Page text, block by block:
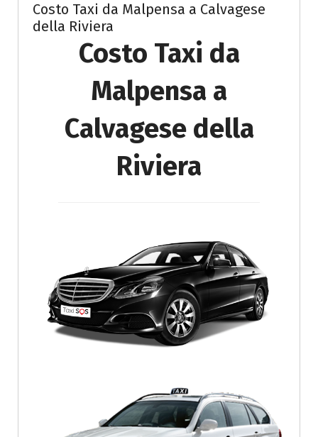
Costo Taxi da Malpensa a Calvagese
della Riviera
Costo Taxi da
Malpensa a
Calvagese della
Riviera